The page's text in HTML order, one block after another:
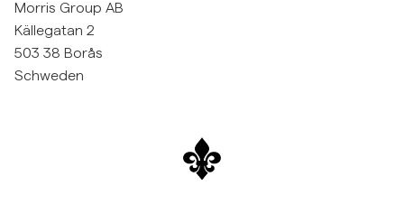
Shorts
Morris Group AB
Källegatan 2
503 38 Borås
Schweden